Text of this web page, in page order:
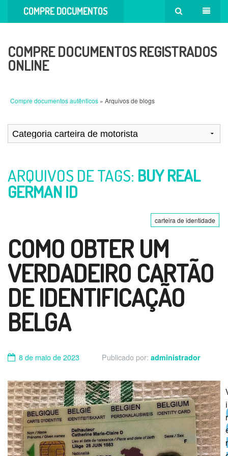
COMPRE DOCUMENTOS
COMPRE DOCUMENTOS REGISTRADOS
ONLINE
Compre documentos autênticos » Arquivos de blogs
ARQUIVOS DE TAGS: BUY REAL
GERMAN ID
carteira de identidade
COMO OBTER UM
VERDADEIRO CARTÃO
DE IDENTIFICAÇÃO
BELGA
8 de maio de 2023 Publicado por: administrador
i
r